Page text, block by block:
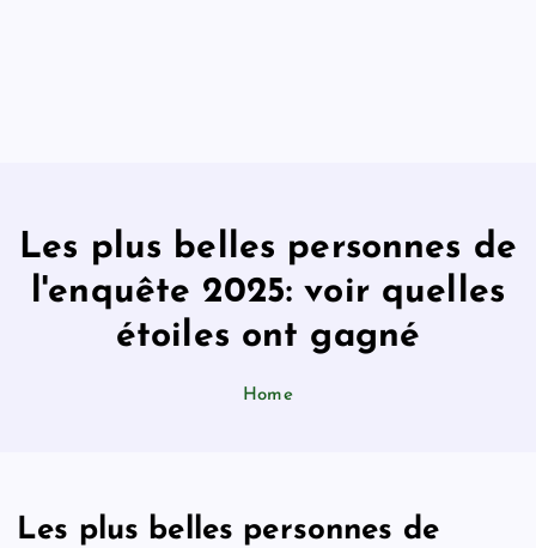
Les plus belles personnes de
l'enquête 2025: voir quelles
étoiles ont gagné
Home
Les plus belles personnes de